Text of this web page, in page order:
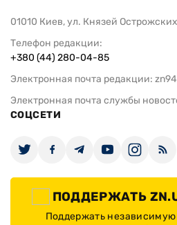
01010 Киев, ул. Князей
Телефон редакции:
+380 (44) 280-04-85
Электронная почта редакции:
Электронная почта службы
СОЦСЕТИ
ПОДДЕРЖАТЬ
Поддержать независимую